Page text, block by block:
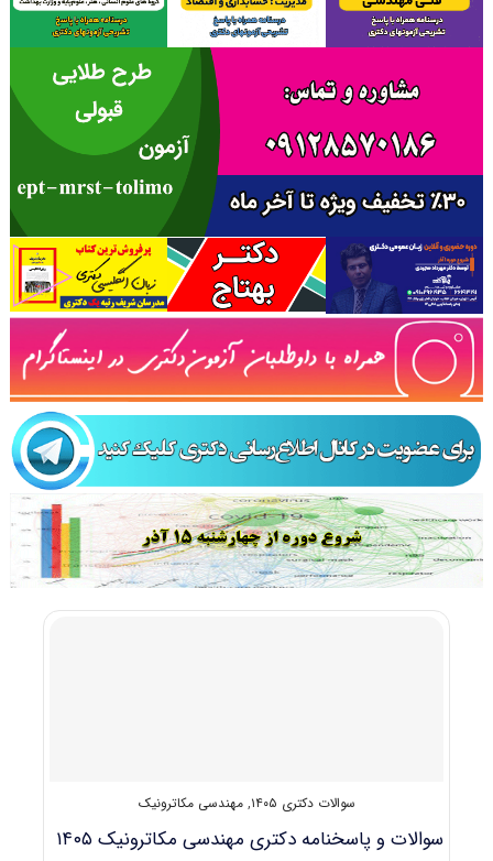
سوالات دکتری ۱۴۰۵ ,مهندسی مکاترونیک
سوالات و پاسخنامه دکتری مهندسی مکاترونیک ۱۴۰۵